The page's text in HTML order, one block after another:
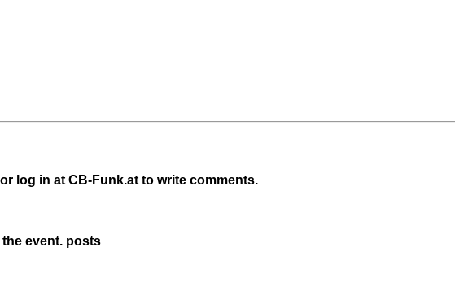
log in at CB-Funk.at to write comments.
event. posts